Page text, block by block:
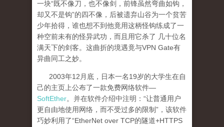
一块“既不像刀，也不像剑，前锋虽然弯曲如钩，
却又不是钩”的四不像，后被遗弃山谷为一个贫苦
少年拾得，谁也想不到他竟用这柄怪钩练成了一
种空前未有的怪异武功，而且用它杀了 几十位名
满天下的剑客。这曲折的境遇竟与VPN Gate有
异曲同工之妙。
2003年12 月底，日本一名19岁的大学生在自
己的主页上公布了一款免费网络软件—
SoftEther。并在软件介绍中注明：“让普通用户
更自由地使用网络，而不受过多的限制”，该软件
巧妙利用了“EtherNet over TCP的隧道+HTTPS